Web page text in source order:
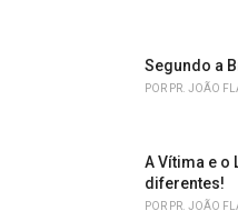
Segundo a
POR PR. JOÃO
A Vítima e o
diferentes!
POR PR. JOÃO